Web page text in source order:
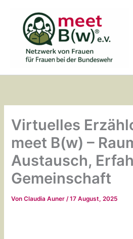
springen
Virtuelles
meet B(w) –
Austausch,
Gemeinschaft
VonClaudia Auner/17 August, 2025